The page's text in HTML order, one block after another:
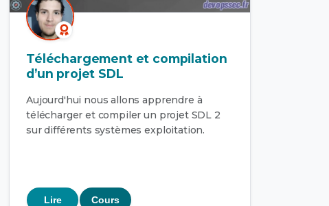
Téléchargement et compilation
d’un projet SDL
Aujourd'hui nous allons apprendre à
télécharger et compiler un projet SDL 2
sur différents systèmes exploitation.
Lire Cours